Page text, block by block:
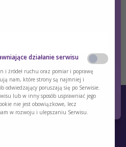
Zarejestruj się
farmacji, pielęgniarstwa,
Nie
działanie serwisu
i źródeł ruchu oraz pomiar i poprawę
nam, które strony są najmniej i
odwiedzający poruszają się po Serwisie.
lub w inny sposób usprawniać jego
nie jest obowiązkowe, lecz
w rozwoju i ulepszaniu Serwisu.